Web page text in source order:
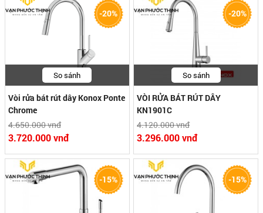
So sánh
Vòi rửa bát rút dây Konox Ponte
Chrome
4.650.000 vnđ
3.720.000 vnđ
-20%
So sánh
VÒI RỬA BÁT RÚT DÂY
KN1901C
4.120.000 vnđ
3.296.000 vnđ
-20%
-15% -15%